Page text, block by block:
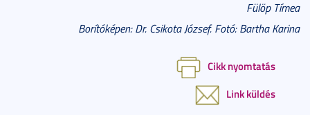
Fülöp Tímea
Borítóképen: Dr. Csikota József. Fotó: Bartha Karina
Cikk nyomtatás
Link küldés